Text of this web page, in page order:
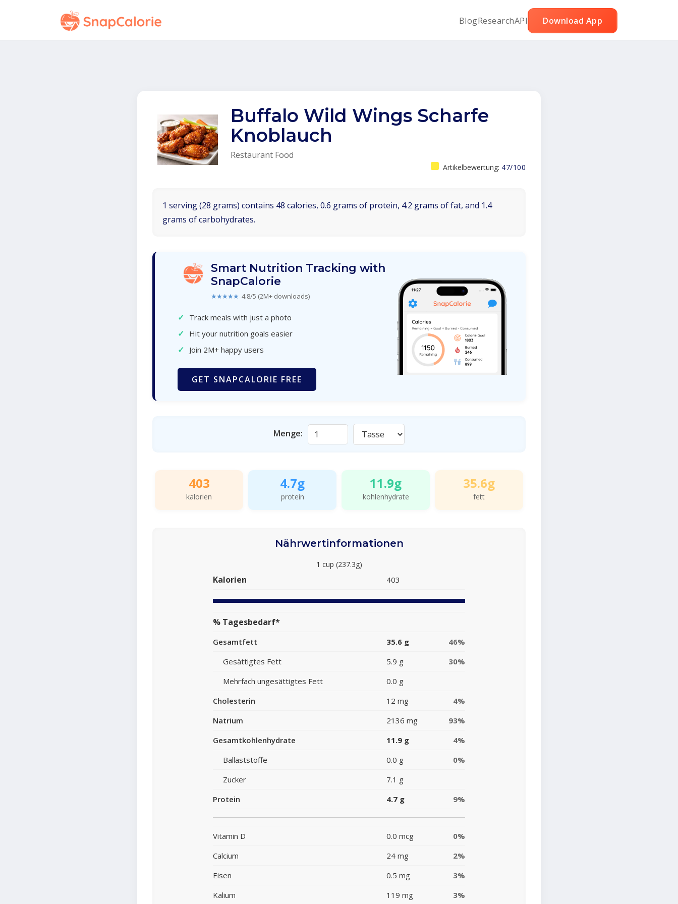
BlogResearchAPI Download App
Buffalo Wild Wings Scharfe
Knoblauch
Restaurant Food
Artikelbewertung: 47/100
1 serving (28 grams) contains 48 calories, 0.6 grams of protein, 4.2 grams of fat, and 1.4
grams of carbohydrates.
Smart Nutrition Tracking with
SnapCalorie
★★★★★ 4.8/5 (2M+ downloads)
✓ Track meals with just a photo
✓ Hit your nutrition goals easier
✓ Join 2M+ happy users
GET SNAPCALORIE FREE
Menge:
403
kalorien
4.7g
protein
11.9g
kohlenhydrate
35.6g
fett
Nährwertinformationen
1 cup (237.3g)
Kalorien 403
% Tagesbedarf*
Gesamtfett 35.6 g
46%
Gesättigtes Fett
5.9 g
30%
Mehrfach ungesättigtes Fett
0.0 g
Cholesterin
12 mg
4%
Natrium
2136 mg
93%
Gesamtkohlenhydrate
11.9 g
4%
Ballaststoffe
0.0 g
0%
Zucker
7.1 g
Protein
4.7 g 9%
Vitamin D 0.0 mcg
0%
Calcium
24 mg
2%
Eisen
0.5 mg
3%
Kalium
119 mg 3%